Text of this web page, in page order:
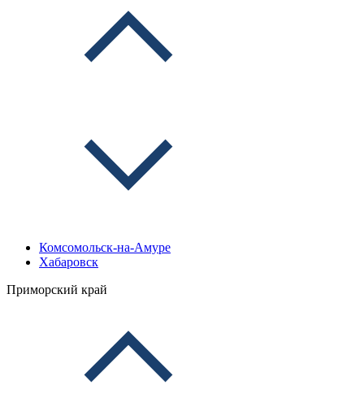
Комсомольск-на-Амуре
Хабаровск
Приморский край